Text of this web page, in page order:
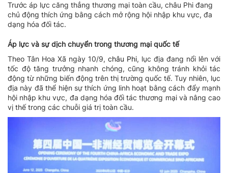
Trước áp lực căng thẳng thương mại toàn cầu, châu Phi đang
chủ động thích ứng bằng cách mở rộng hội nhập khu vực, đa
dạng hóa đối tác.
Áp lực và sự dịch chuyển trong thương mại quốc tế
Theo Tân Hoa Xã ngày 10/9, châu Phi, lục địa đang nổi lên với
tốc độ tăng trưởng nhanh chóng, cũng không tránh khỏi tác
động từ những biến động trên thị trường quốc tế. Tuy nhiên, lục
địa này đã thể hiện sự thích ứng linh hoạt bằng cách đẩy mạnh
hội nhập khu vực, đa dạng hóa đối tác thương mại và nâng cao
vị thế trong các chuỗi giá trị toàn cầu.